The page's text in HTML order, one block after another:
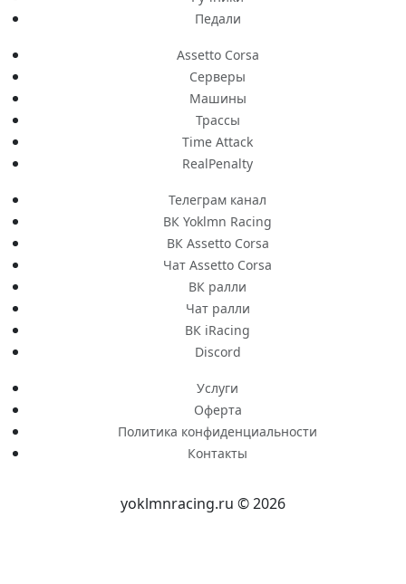
Педали
Assetto Corsa
Серверы
Машины
Трассы
Time Attack
RealPenalty
Телеграм канал
ВК Yoklmn Racing
ВК Assetto Corsa
Чат Assetto Corsa
ВК ралли
Чат ралли
ВК iRacing
Discord
Услуги
Оферта
Политика конфиденциальности
Контакты
yoklmnracing.ru © 2026